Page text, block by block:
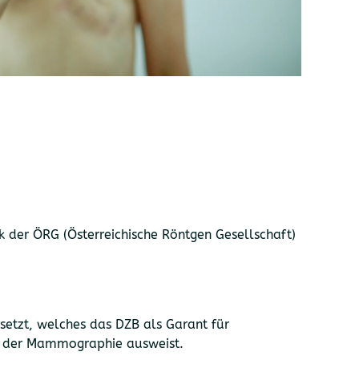
ÖRG (Österreichische Röntgen Gesellschaft)
welches das DZB als Garant für
Mammographie ausweist.